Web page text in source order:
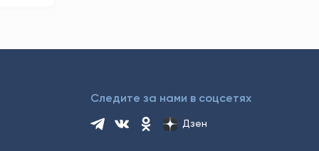
Следите за нами в соцсетях
Дзен